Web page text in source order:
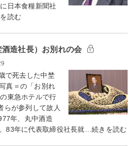
日本食糧新聞社
読む
造社長）お別れの会
で死去した中埜
真＝の「お別れ
東急ホテルで行
らが参列して故人
年、丸中酒造
83年に代表取締役社長就…続きを読む